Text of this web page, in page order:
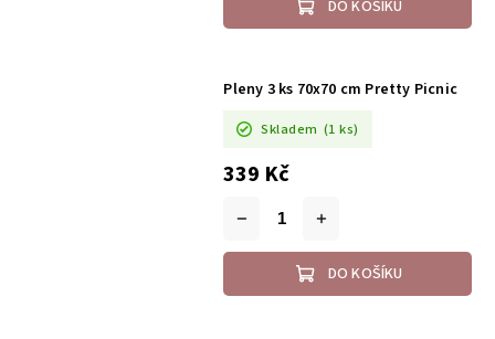
DO KOŠÍKU
Pleny 3 ks 70x70 cm Pretty Picnic
Skladem (1 ks)
339 Kč
DO KOŠÍKU